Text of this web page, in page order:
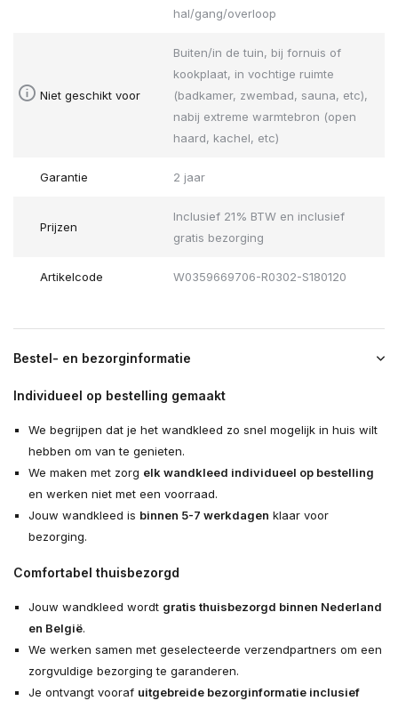
hal/gang/overloop
Niet geschikt voor
Buiten/in de tuin, bij fornuis of
kookplaat, in vochtige ruimte
(badkamer, zwembad, sauna, etc),
nabij extreme warmtebron (open
haard, kachel, etc)
Garantie 2 jaar
Prijzen
Inclusief 21% BTW en inclusief
gratis bezorging
Artikelcode W0359669706-R0302-S180120
Bestel- en bezorginformatie
Individueel op bestelling gemaakt
We begrijpen dat je het wandkleed zo snel mogelijk in huis wilt
hebben om van te genieten.
We maken met zorg elk wandkleed individueel op bestelling
en werken niet met een voorraad.
Jouw wandkleed is binnen 5-7 werkdagen klaar voor
bezorging.
Comfortabel thuisbezorgd
Jouw wandkleed wordt gratis thuisbezorgd binnen Nederland
en België.
We werken samen met geselecteerde verzendpartners om een
zorgvuldige bezorging te garanderen.
Je ontvangt vooraf uitgebreide bezorginformatie inclusief